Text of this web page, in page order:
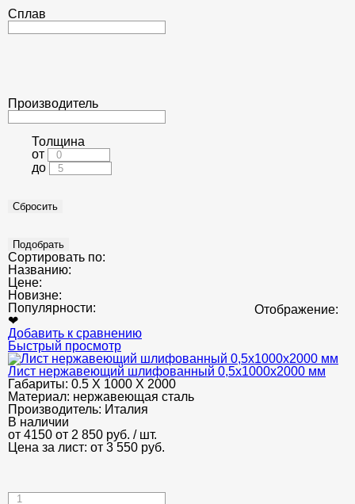
Сплав
Производитель
Толщина
от
до
Сортировать по:
Названию:
Цене:
Новизне:
Популярности:
Отображение:
❤
Добавить к сравнению
Быстрый просмотр
Лист нержавеющий шлифованный 0,5х1000х2000 мм
Габариты: 0.5 Х 1000 Х 2000
Материал: нержавеющая сталь
Производитель: Италия
В наличии
от 4150 от 2 850 руб. / шт.
Цена за лист: от 3 550 руб.